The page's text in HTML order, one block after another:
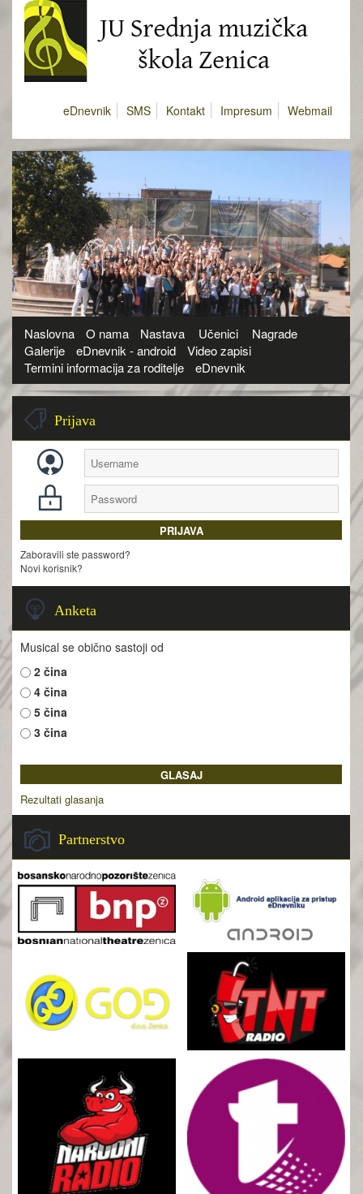
eDnevnik SMS Kontakt Impresum Webmail
Naslovna O nama Nastava Učenici
Nagrade
Galerije
eDnevnik - android
Video zapisi
Termini informacija za roditelje
eDnevnik
Prijava
Zaboravili ste password?
Novi korisnik?
Anketa
Musical se obično sastoji od
2 čina
4 čina
5 čina
3 čina
Rezultati glasanja
Partnerstvo